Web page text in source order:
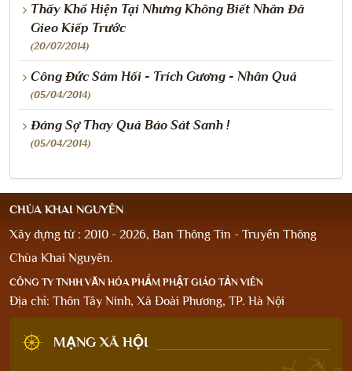
Thấy Khổ Hiện Tại Nhưng Không Biết Nhân Đã
Gieo Kiếp Trước
(20/07/2014)
Công Đức Sám Hối - Trích Gương - Nhân Quả
(05/04/2014)
Đáng Sợ Thay Quả Báo Sát Sanh !
(05/04/2014)
CHÙA KHAI NGUYÊN
Xây dựng từ : 2010 - 2026, Ban Thông Tin - Truyền Thông
Chùa Khai Nguyên.
CÔNG TY TNHH VĂN HÓA PHẨM PHẬT GIÁO TẢN VIÊN
Địa chỉ: Thôn Tây Ninh, Xã Đoài Phương, TP. Hà Nội
MẠNG XÃ HỘI